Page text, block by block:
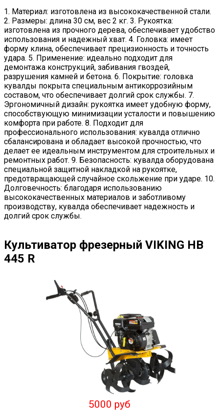
1. Материал: изготовлена из высококачественной стали.
2. Размеры: длина 30 см, вес 2 кг. 3. Рукоятка:
изготовлена из прочного дерева, обеспечивает удобство
использования и надежный хват. 4. Головка: имеет
форму клина, обеспечивает прецизионность и точность
удара. 5. Применение: идеально подходит для
демонтажа конструкций, забивания гвоздей,
разрушения камней и бетона. 6. Покрытие: головка
кувалды покрыта специальным антикоррозийным
составом, что обеспечивает долгий срок службы. 7.
Эргономичный дизайн: рукоятка имеет удобную форму,
способствующую минимизации усталости и повышению
комфорта при работе. 8. Подходит для
профессионального использования: кувалда отлично
сбалансирована и обладает высокой прочностью, что
делает ее идеальным инструментом для строительных и
ремонтных работ. 9. Безопасность: кувалда оборудована
специальной защитной накладкой на рукоятке,
предотвращающей случайное скольжение при ударе. 10.
Долговечность: благодаря использованию
высококачественных материалов и заботливому
производству, кувалда обеспечивает надежность и
долгий срок службы.
Культиватор фрезерный VIKING HB
445 R
5000 руб